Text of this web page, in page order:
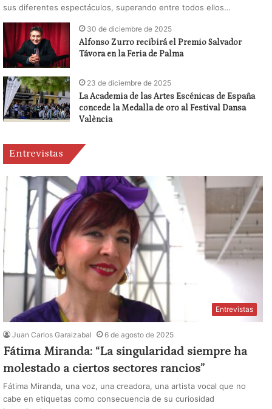
sus diferentes espectáculos, superando entre todos ellos…
30 de diciembre de 2025
Alfonso Zurro recibirá el Premio Salvador
Távora en la Feria de Palma
23 de diciembre de 2025
La Academia de las Artes Escénicas de España
concede la Medalla de oro al Festival Dansa
València
Entrevistas
Entrevistas
Juan Carlos Garaizabal 6 de agosto de 2025
Fátima Miranda: “La singularidad siempre ha
molestado a ciertos sectores rancios”
Fátima Miranda, una voz, una creadora, una artista vocal que no
cabe en etiquetas como consecuencia de su curiosidad